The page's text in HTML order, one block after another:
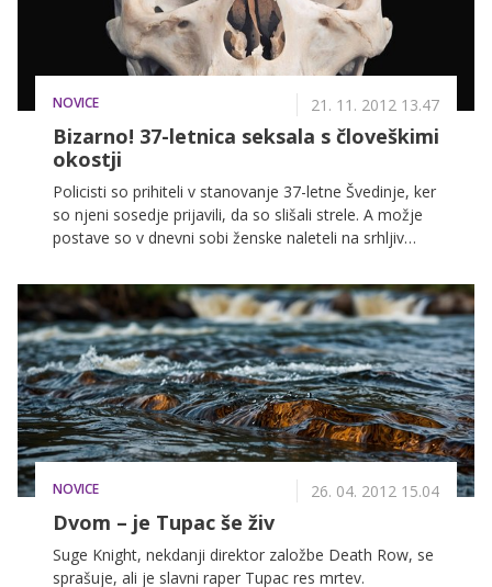
NOVICE 21. 11. 2012 13.47
Bizarno! 37-letnica seksala s človeškimi
okostji
Policisti so prihiteli v stanovanje 37-letne Švedinje, ker
so njeni sosedje prijavili, da so slišali strele. A možje
postave so v dnevni sobi ženske naleteli na srhljiv
okrepitve.
NOVICE 26. 04. 2012 15.04
Dvom – je Tupac še živ
Suge Knight, nekdanji direktor založbe Death Row, se
sprašuje, ali je slavni raper Tupac res mrtev.